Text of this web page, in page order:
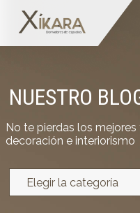
NUESTRO
No te pierdas los
decoración e interiorismo